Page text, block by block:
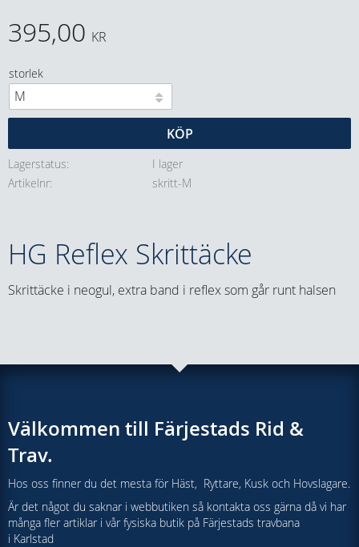
395,00 KR
storlek
KÖP
Lagerstatus
I lager
Artikelnr
skritt-M
HG Reflex Skrittäcke
Skrittäcke i neogul, extra band i reflex som går runt halsen
Välkommen till Färjestads Rid &
Trav.
Hos oss finner du det mesta för Häst, Ryttare, Kusk och Hovslagare.
Är det något du saknar i webbutiken så kontakta oss gärna då vi har
många fler artiklar i vår fysiska butik på Färjestads travbana
i Karlstad